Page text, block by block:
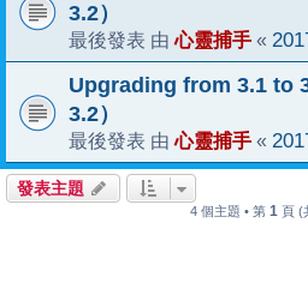
3.2）
最後發表 由心靈捕手 «
Upgrading from 3.1 to
3.2）
最後發表 由心靈捕手 «
發表主題
4 個主題 • 第 1 頁 (